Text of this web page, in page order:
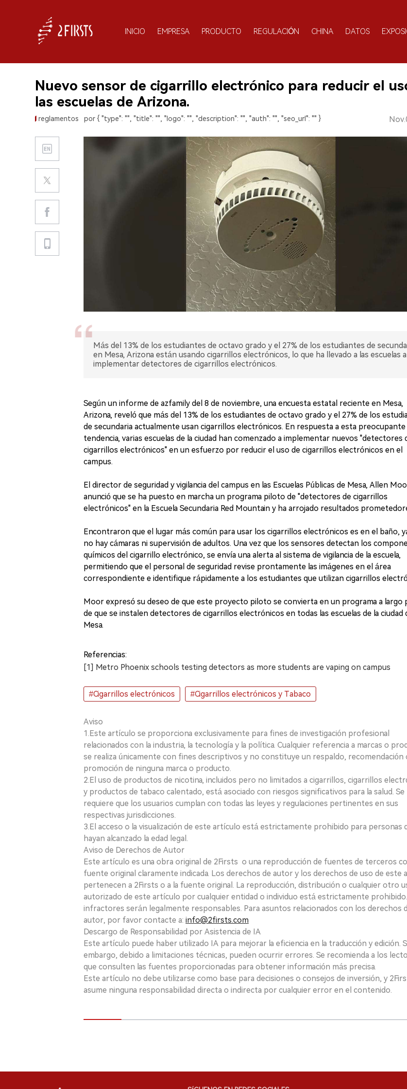
INICIO EMPRESA PRODUCTO REGULACIÓN CHINA DATOS
Nuevo sensor de cigarrillo electrónico para reducir el
las escuelas de Arizona.
reglamentos por { "type": "", "title": "", "logo": "", "description": "", "auth": "", "seo_url": "" }
Más del 13% de los estudiantes de octavo grado y el 27% de los estudiantes de
en Mesa, Arizona están usando cigarrillos electrónicos, lo que ha llevado a las escuelas a
implementar detectores de cigarrillos electrónicos.
Según un informe de azfamily del 8 de noviembre, una encuesta estatal reciente en Mesa,
Arizona, reveló que más del 13% de los estudiantes de octavo grado y el 27% de los
de secundaria actualmente usan cigarrillos electrónicos. En respuesta a esta preocupante
tendencia, varias escuelas de la ciudad han comenzado a implementar nuevos "detectores
cigarrillos electrónicos" en un esfuerzo por reducir el uso de cigarrillos electrónicos en el
campus.
El director de seguridad y vigilancia del campus en las Escuelas Públicas de Mesa, Allen
anunció que se ha puesto en marcha un programa piloto de "detectores de cigarrillos
electrónicos" en la Escuela Secundaria Red Mountain y ha arrojado resultados
Encontraron que el lugar más común para usar los cigarrillos electrónicos es en el baño,
no hay cámaras ni supervisión de adultos. Una vez que los sensores detectan los
químicos del cigarrillo electrónico, se envía una alerta al sistema de vigilancia de la escuela,
permitiendo que el personal de seguridad revise prontamente las imágenes en el área
correspondiente e identifique rápidamente a los estudiantes que utilizan cigarrillos
Moor expresó su deseo de que este proyecto piloto se convierta en un programa a largo
de que se instalen detectores de cigarrillos electrónicos en todas las escuelas de la ciudad
Mesa.
Referencias:
[1] Metro Phoenix schools testing detectors as more students are vaping on campus
#Cigarrillos electrónicos #Cigarrillos electrónicos y Tabaco
Aviso
1.Este artículo se proporciona exclusivamente para fines de investigación profesional
relacionados con la industria, la tecnología y la política. Cualquier referencia a marcas o
se realiza únicamente con fines descriptivos y no constituye un respaldo, recomendación
promoción de ninguna marca o producto.
2.El uso de productos de nicotina, incluidos pero no limitados a cigarrillos, cigarrillos
y productos de tabaco calentado, está asociado con riesgos significativos para la salud. Se
requiere que los usuarios cumplan con todas las leyes y regulaciones pertinentes en sus
respectivas jurisdicciones.
3.El acceso o la visualización de este artículo está estrictamente prohibido para personas
hayan alcanzado la edad legal.
Aviso de Derechos de Autor
Este artículo es una obra original de 2Firsts o una reproducción de fuentes de terceros
fuente original claramente indicada. Los derechos de autor y los derechos de uso de este
pertenecen a 2Firsts o a la fuente original. La reproducción, distribución o cualquier otro
autorizado de este artículo por cualquier entidad o individuo está estrictamente
infractores serán legalmente responsables. Para asuntos relacionados con los derechos
autor, por favor contacte a: info@2firsts.com
Descargo de Responsabilidad por Asistencia de IA
Este artículo puede haber utilizado IA para mejorar la eficiencia en la traducción y edición.
embargo, debido a limitaciones técnicas, pueden ocurrir errores. Se recomienda a los
que consulten las fuentes proporcionadas para obtener información más precisa.
Este artículo no debe utilizarse como base para decisiones o consejos de inversión, y
asume ninguna responsabilidad directa o indirecta por cualquier error en el contenido.